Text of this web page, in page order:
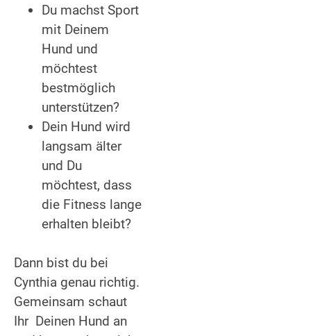
Du machst Sport
mit Deinem
Hund und
möchtest
bestmöglich
unterstützen?
Dein Hund wird
langsam älter
und Du
möchtest, dass
die Fitness lange
erhalten bleibt?
Dann bist du bei
Cynthia genau richtig.
Gemeinsam schaut
Ihr Deinen Hund an